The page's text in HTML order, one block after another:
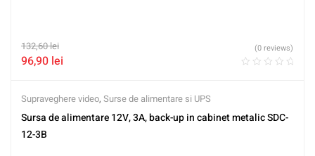
132,60lei
96,90 lei
(0 reviews)
Supraveghere video, Surse de alimentare si UPS
Sursa de alimentare 12V, 3A, back-up in cabinet metalic SDC-
12-3B